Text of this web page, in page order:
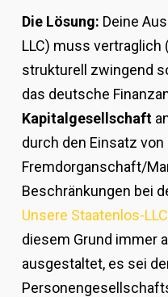
Die Lösung: Deine
LLC) muss vertraglich
strukturell zwingend
das deutsche
Kapitalgesellschaft
durch den Einsatz von
Fremdorganschaft/
Beschränkungen bei
Unsere Staatenlos-
diesem Grund immer
ausgestaltet, es sei